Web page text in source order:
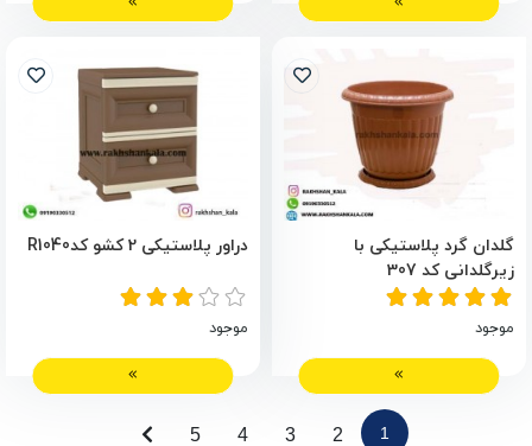
گلدان گرد پلاستیکی با
زیرگلدانی کد 307
موجود
دراور پلاستیکی 2 کشو کدR1040
موجود
1
2
3
4
5